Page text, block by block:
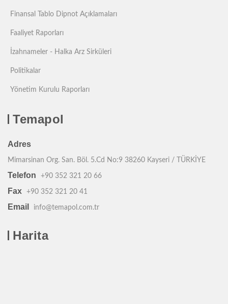
Finansal Tablo Dipnot Açıklamaları
Faaliyet Raporları
İzahnameler - Halka Arz Sirküleri
Politikalar
Yönetim Kurulu Raporları
Temapol
Adres
Mimarsinan Org. San. Böl. 5.Cd No:9 38260 Kayseri / TÜRKİYE
Telefon +90 352 321 20 66
Fax +90 352 321 20 41
Email info@temapol.com.tr
Harita